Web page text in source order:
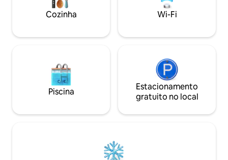
preço(5%).
Cozinha Wi-Fi
Piscina
Estacionamento
gratuito no local